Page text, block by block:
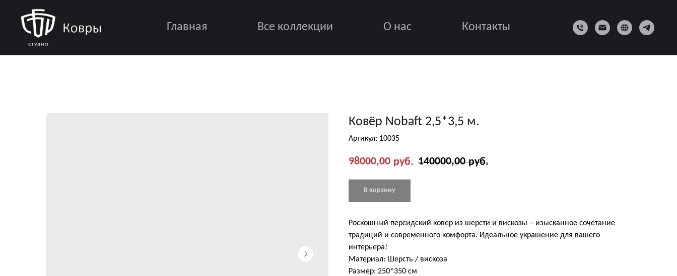
Главная Все коллекции О нас Контакты
Ковёр Nobaft 2,5*3,5 м.
Артикул: 10035
98000,00 руб. 140000,00 руб.
В корзину
Роскошный персидский ковер из шерсти и вискозы – изысканное сочетание
традиций и современного комфорта. Идеальное украшение для вашего
интерьера!
Материал: Шерсть / вискоза
Размер: 250*350 см